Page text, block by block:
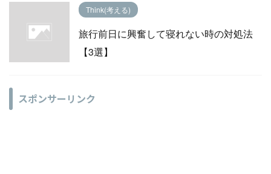
Think(考える)
旅行前日に興奮して寝れない時の対処法
【3選】
スポンサーリンク